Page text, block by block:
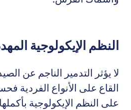
النظم الإيكولوجية المهددة
لا يؤثر التدمير الناجم عن
القاع على الأنواع الفردية
على النظم الإيكولوجية